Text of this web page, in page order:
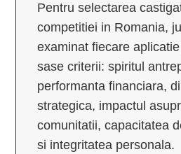
Pentru selectarea
competitiei in Romania,
examinat fiecare
sase criterii: spiritul
performanta financiara,
strategica, impactul
comunitatii, capacitatea
si integritatea personala.